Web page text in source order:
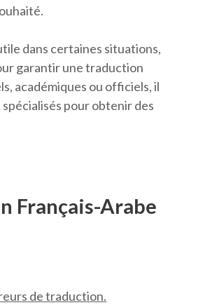
dans certaines situations,
garantir une traduction
académiques ou officiels, il
pour obtenir des
Français-Arabe
de traduction.